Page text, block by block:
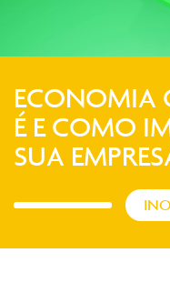
ECONOMIA
É E COMO
SUA